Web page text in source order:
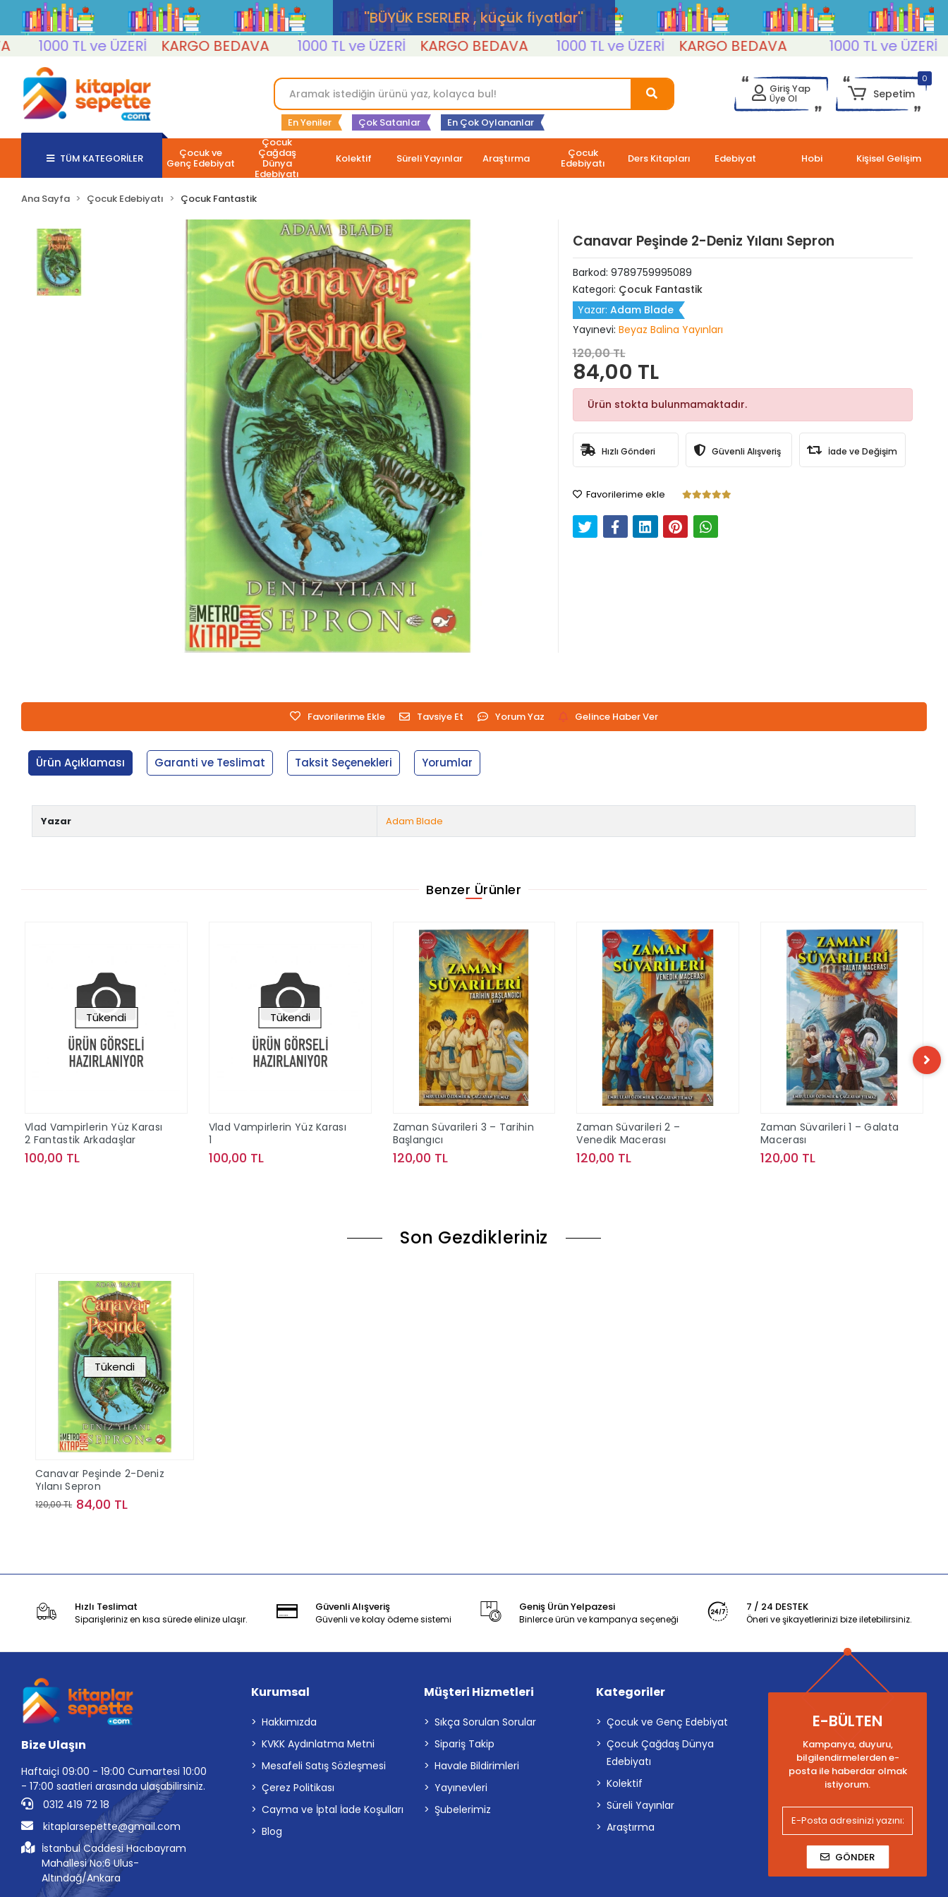
''BÜYÜK ESERLER , küçük fiyatlar''
1000 TL ve ÜZERİ
KARGO BEDAVA 1000 TL ve ÜZERİ KARGO BEDAVA 1000 TL ve ÜZERİ KARGO BEDAVA 1000 TL ve ÜZERİ
En Yeniler Çok Satanlar En Çok Oylananlar
Giriş Yap
Üye Ol
0
Sepetim
TÜM KATEGORİLER Çocuk ve
Genç Edebiyat
Çocuk
Çağdaş
Dünya
Edebiyatı
Kolektif Süreli Yayınlar Araştırma Çocuk
Edebiyatı Ders Kitapları Edebiyat Hobi Kişisel Gelişim
Ana Sayfa Çocuk Edebiyatı Çocuk Fantastik
Canavar Peşinde 2-Deniz Yılanı Sepron
Barkod: 9789759995089
Kategori: Çocuk Fantastik
Yazar: Adam Blade
Yayınevi: Beyaz Balina Yayınları
120,00 TL
84,00 TL
Ürün stokta bulunmamaktadır.
Hızlı Gönderi Güvenli Alışveriş İade ve Değişim
Favorilerime ekle
Favorilerime Ekle Tavsiye Et Yorum Yaz Gelince Haber Ver
Ürün Açıklaması Garanti ve Teslimat Taksit Seçenekleri Yorumlar
Yazar Adam Blade
Benzer Ürünler
Tükendi
Vlad Vampirlerin Yüz Karası
2 Fantastik Arkadaşlar
100,00 TL
Tükendi
Vlad Vampirlerin Yüz Karası
1
100,00 TL
Zaman Süvarileri 3 – Tarihin
Başlangıcı
120,00 TL
Zaman Süvarileri 2 –
Venedik Macerası
120,00 TL
Zaman Süvarileri 1 – Galata
Macerası
120,00 TL
Son Gezdikleriniz
Tükendi
Canavar Peşinde 2-Deniz
Yılanı Sepron
120,00 TL 84,00 TL
Hızlı Teslimat
Siparişleriniz en kısa sürede elinize ulaşır.
Güvenli Alışveriş
Güvenli ve kolay ödeme sistemi
Geniş Ürün Yelpazesi
Binlerce ürün ve kampanya seçeneği
7 / 24 DESTEK
Öneri ve şikayetlerinizi bize iletebilirsiniz.
Bize Ulaşın
Haftaiçi 09:00 - 19:00 Cumartesi 10:00
- 17:00 saatleri arasında ulaşabilirsiniz.
0312 419 72 18
kitaplarsepette@gmail.com
İstanbul Caddesi Hacıbayram
Mahallesi No:6 Ulus-
Altındağ/Ankara
Kurumsal
Hakkımızda
KVKK Aydınlatma Metni
Mesafeli Satış Sözleşmesi
Çerez Politikası
Cayma ve İptal İade Koşulları
Blog
Müşteri Hizmetleri
Sıkça Sorulan Sorular
Sipariş Takip
Havale Bildirimleri
Yayınevleri
Şubelerimiz
Kategoriler
Çocuk ve Genç Edebiyat
Çocuk Çağdaş Dünya
Edebiyatı
Kolektif
Süreli Yayınlar
Araştırma
E-BÜLTEN
Kampanya, duyuru,
bilgilendirmelerden e-
posta ile haberdar olmak
istiyorum.
GÖNDER